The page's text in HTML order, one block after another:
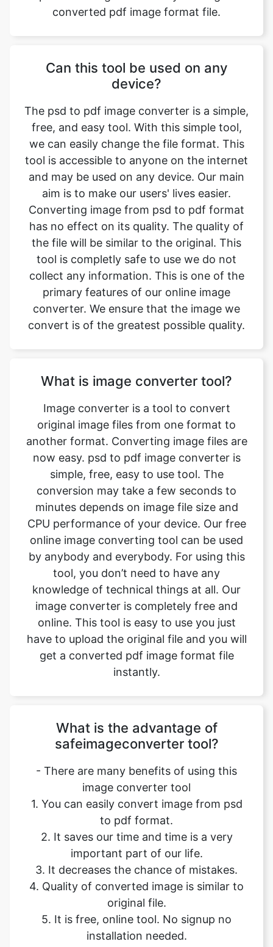
Can this tool be used on any
free, and easy tool. With this simple tool,
we can easily change the file format. This
tool is accessible to anyone on the internet
and may be used on any device. Our main
aim is to make our users' lives easier.
Converting image from psd to pdf format
has no effect on its quality. The quality of
the file will be similar to the original. This
tool is completly safe to use we do not
collect any information. This is one of the
primary features of our online image
converter. We ensure that the image we
convert is of the greatest possible quality.
What is image converter tool?
another format. Converting image files are
now easy. psd to pdf image converter is
simple, free, easy to use tool. The
conversion may take a few seconds to
minutes depends on image file size and
CPU performance of your device. Our free
online image converting tool can be used
by anybody and everybody. For using this
tool, you don’t need to have any
knowledge of technical things at all. Our
image converter is completely free and
online. This tool is easy to use you just
have to upload the original file and you will
get a converted pdf image format file
instantly.
What is the advantage of
image converter tool
1. You can easily convert image from psd
to pdf format.
2. It saves our time and time is a very
important part of our life.
3. It decreases the chance of mistakes.
4. Quality of converted image is similar to
original file.
5. It is free, online tool. No signup no
installation needed.
6. Safe and secure tool.
7. It takes no time to give desired result.